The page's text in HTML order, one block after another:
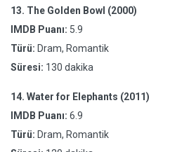
13. The Golden Bowl (2000)
IMDB Puanı: 5.9
Türü: Dram, Romantik
Süresi: 130 dakika
14. Water for Elephants (2011)
IMDB Puanı: 6.9
Türü: Dram, Romantik